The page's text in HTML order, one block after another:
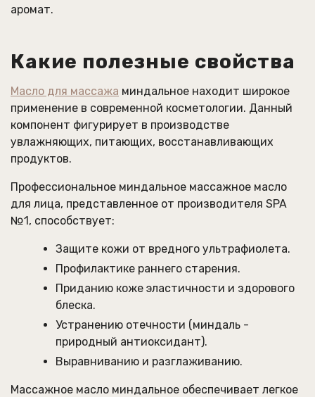
аромат.
Какие полезные свойства
Масло для массажа миндальное находит широкое
применение в современной косметологии. Данный
компонент фигурирует в производстве
увлажняющих, питающих, восстанавливающих
продуктов.
Профессиональное миндальное массажное масло
для лица, представленное от производителя SPA
№1, способствует:
Защите кожи от вредного ультрафиолета.
Профилактике раннего старения.
Приданию коже эластичности и здорового
блеска.
Устранению отечности (миндаль -
природный антиоксидант).
Выравниванию и разглаживанию.
Массажное масло миндальное обеспечивает легкое